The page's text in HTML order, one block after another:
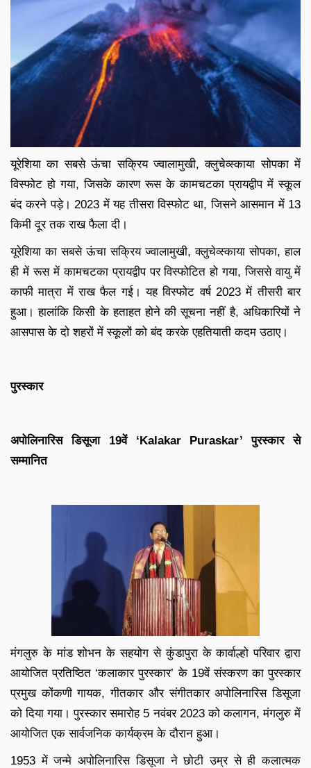
यूरेशिया का सबसे ऊंचा सक्रिय ज्वालामुखी, क्लुचेव्स्काया सोपका में
विस्फोट हो गया, जिसके कारण रूस के कामचटका प्रायद्वीप में स्कूल
बंद करने पड़े। 2023 में यह तीसरा विस्फोट था, जिसने आसमान में 13
किमी दूर तक राख फैला दी।
यूरेशिया का सबसे ऊंचा सक्रिय ज्वालामुखी, क्लुचेव्स्काया सोपका, हाल
ही में रूस में कामचटका प्रायद्वीप पर विस्फोटित हो गया, जिससे वायु में
काफी मात्रा में राख फैल गई। यह विस्फोट वर्ष 2023 में तीसरी बार
हुआ। हालांकि किसी के हताहत होने की सूचना नहीं है, अधिकारियों ने
आसपास के दो शहरों में स्कूलों को बंद करके एहतियाती कदम उठाए।
पुरस्कार
अपोलिनारिस डिसूजा 19वें ‘Kalakar Puraskar’ पुरस्कार से
सम्मानित
मंगलुरु के मांड शोभन के सहयोग से कुंडापुरा के कार्वाल्हो परिवार द्वारा
आयोजित प्रतिष्ठित ‘कलाकार पुरस्कार’ के 19वें संस्करण का पुरस्कार
प्रमुख कोंकणी गायक, गीतकार और संगीतकार अपोलिनारिस डिसूजा
को दिया गया। पुरस्कार समारोह 5 नवंबर 2023 को कलागन, मंगलुरु में
आयोजित एक सार्वजनिक कार्यक्रम के दौरान हुआ।
1953 में जन्मे अपोलिनारिस डिसूजा ने छोटी उम्र से ही कलात्मक